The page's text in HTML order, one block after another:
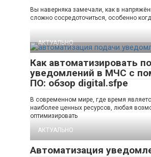
Вы наверняка замечали, как в
сложно сосредоточиться, особенно
АКТУАЛЬНО
Как автоматизировать
уведомлений в МЧС с
ПО: обзор digital.sfpe
В современном мире, где время
наиболее ценных ресурсов, любая
оптимизировать
АКТУАЛЬНО
Автоматизация